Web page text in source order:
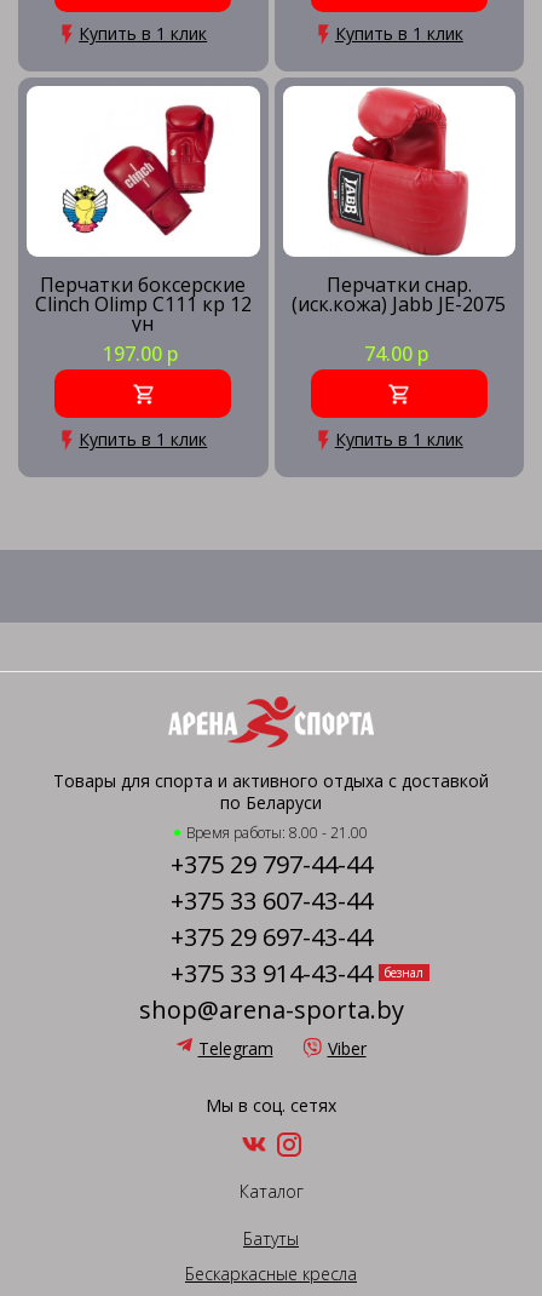
Купить в 1 клик Купить в 1 клик
Перчатки боксерские
Clinch Olimp C111 кр 12
ун
197.00 р
Купить в 1 клик
Перчатки снар.
(иск.кожа) Jabb JE-2075
74.00 р
Купить в 1 клик
Товары для спорта и активного отдыха с доставкой
по Беларуси
Время работы: 8.00 - 21.00
+375 29 797-44-44
+375 33 607-43-44
+375 29 697-43-44
+375 33 914-43-44
безнал
shop@arena-sporta.by
Telegram Viber
Мы в соц. сетях
Каталог
Батуты
Бескаркасные кресла